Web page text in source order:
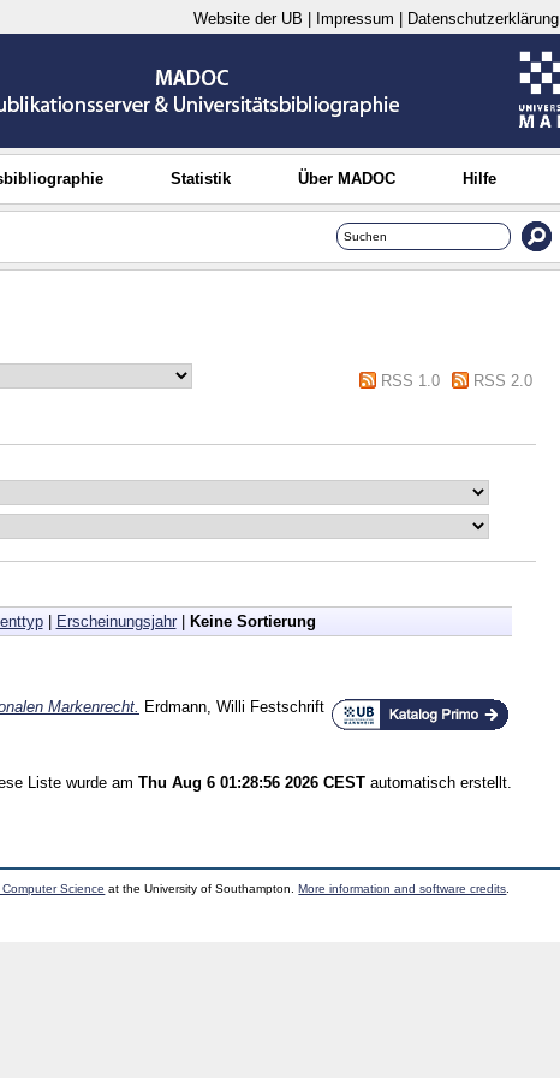
Website der UB Impressum Datenschutzerklärung
Statistik Über MADOC Hilfe
RSS 1.0
RSS 2.0
| Erscheinungsjahr| Keine Sortierung
Markenrecht. Erdmann, Willi Festschrift
Liste wurde am Thu Aug 6 01:28:56 2026 CEST automatisch erstellt.
Science at the University of Southampton.More information and software credits